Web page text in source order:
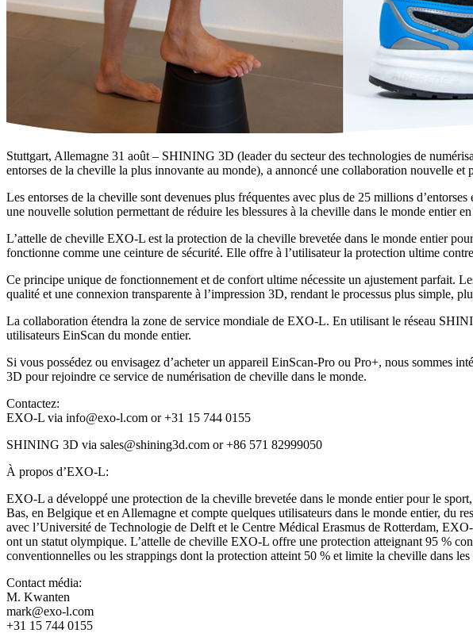
Stuttgart, Allemagne 31 août – SHINING 3D (leader du secteur des technologies de
entorses de la cheville la plus innovante au monde), a annoncé une collaboration nouvelle
Les entorses de la cheville sont devenues plus fréquentes avec plus de 25 millions
une nouvelle solution permettant de réduire les blessures à la cheville dans le monde entier
L’attelle de cheville EXO-L est la protection de la cheville brevetée dans le monde entier
fonctionne comme une ceinture de sécurité. Elle offre à l’utilisateur la protection ultime
Ce principe unique de fonctionnement et de confort ultime nécessite un ajustement
qualité et une connexion transparente à l’impression 3D, rendant le processus plus simple,
La collaboration étendra la zone de service mondiale de EXO-L. En utilisant le réseau
utilisateurs EinScan du monde entier.
Si vous possédez ou envisagez d’acheter un appareil EinScan-Pro ou Pro+, nous sommes
3D pour rejoindre ce service de numérisation de cheville dans le monde.
Contactez:
EXO-L via info@exo-l.com or +31 15 744 0155
SHINING 3D via sales@shining3d.com or +86 571 82999050
À propos d’EXO-L:
EXO-L a développé une protection de la cheville brevetée dans le monde entier pour le
Bas, en Belgique et en Allemagne et compte quelques utilisateurs dans le monde entier, du
avec l’Université de Technologie de Delft et le Centre Médical Erasmus de Rotterdam,
ont un statut olympique. L’attelle de cheville EXO-L offre une protection atteignant 95 %
conventionnelles ou les strappings dont la protection atteint 50 % et limite la cheville dans les
Contact média:
M. Kwanten
mark@exo-l.com
+31 15 744 0155